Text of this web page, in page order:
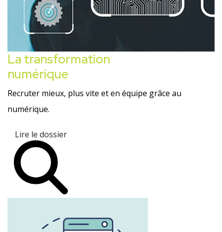
La transformation
numérique
Recruter mieux, plus vite et en équipe grâce au
numérique.
Lire le dossier